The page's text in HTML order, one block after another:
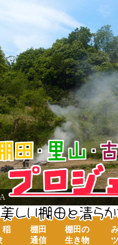
ェクト
稲
棚田
通信
棚田の
生き物